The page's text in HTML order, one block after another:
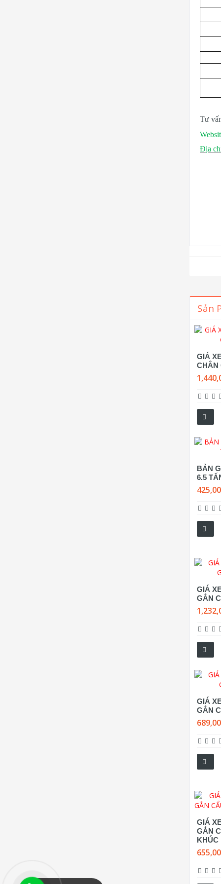
Tư
Địa
Sản
GIÁ
CHÂN
BẢN
6.5
GIÁ
GẮN
GIÁ
GẮN
GIÁ
GẮN
KHÚC